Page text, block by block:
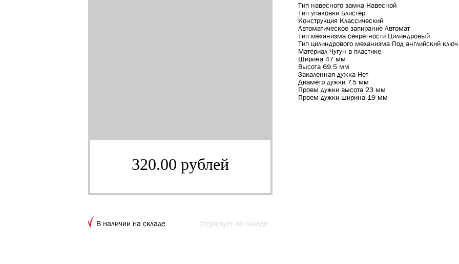
320.00 рублей
В наличии на складе Отсутсвует на складе
Тип навесного замка Навесной
Тип упаковки Блистер
Конструкция Классический
Автоматическое запирание Автомат
Тип механизма секретности Цилиндровый
Тип цилиндрового механизма Под английский ключ
Материал Чугун в пластике
Ширина 47 мм
Высота 69.5 мм
Закаленная дужка Нет
Диаметр дужки 7.5 мм
Проем дужки высота 23 мм
Проем дужки ширина 19 мм